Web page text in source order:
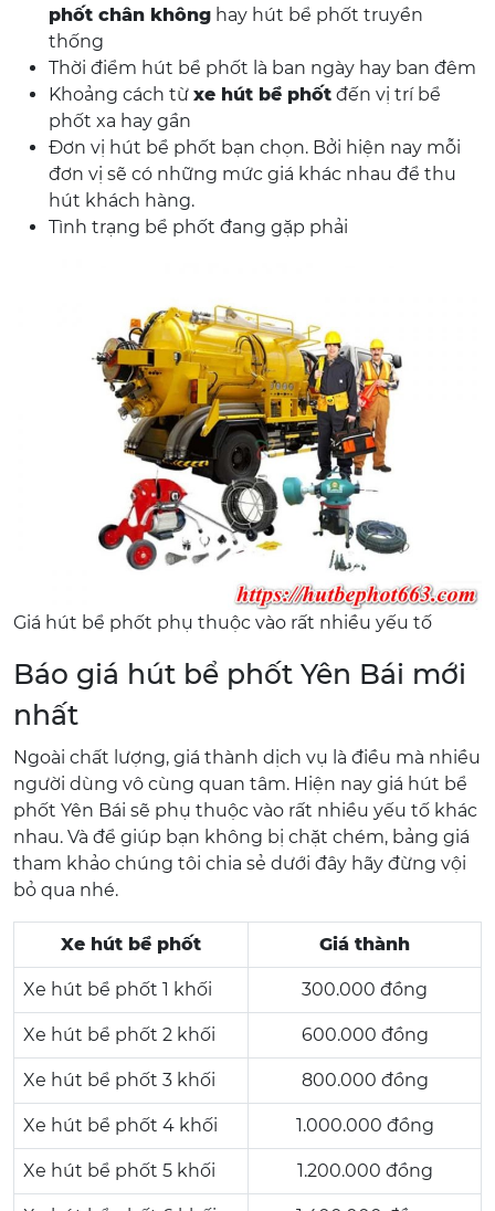
phốt chân không hay hút bể phốt truyền
thống
Thời điểm hút bể phốt là ban ngày hay ban đêm
Khoảng cách từ xe hút bể phốt đến vị trí bể
phốt xa hay gần
Đơn vị hút bể phốt bạn chọn. Bởi hiện nay mỗi
đơn vị sẽ có những mức giá khác nhau để thu
hút khách hàng.
Tình trạng bể phốt đang gặp phải
Giá hút bể phốt phụ thuộc vào rất nhiều yếu tố
Báo giá hút bể phốt Yên Bái mới
nhất
Ngoài chất lượng, giá thành dịch vụ là điều mà nhiều
người dùng vô cùng quan tâm. Hiện nay giá hút bể
phốt Yên Bái sẽ phụ thuộc vào rất nhiều yếu tố khác
nhau. Và để giúp bạn không bị chặt chém, bảng giá
tham khảo chúng tôi chia sẻ dưới đây hãy đừng vội
bỏ qua nhé.
Xe hút bể phốt Giá thành
Xe hút bể phốt 1 khối 300.000 đồng
Xe hút bể phốt 2 khối 600.000 đồng
Xe hút bể phốt 3 khối 800.000 đồng
Xe hút bể phốt 4 khối 1.000.000 đồng
Xe hút bể phốt 5 khối 1.200.000 đồng